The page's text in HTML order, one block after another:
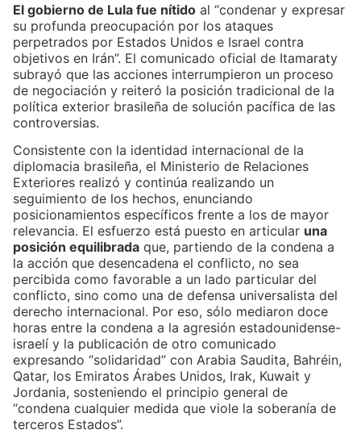
El gobierno de Lula fue nítido al “condenar y expresar
su profunda preocupación por los ataques
perpetrados por Estados Unidos e Israel contra
objetivos en Irán”. El comunicado oficial de Itamaraty
subrayó que las acciones interrumpieron un proceso
de negociación y reiteró la posición tradicional de la
política exterior brasileña de solución pacífica de las
controversias.
Consistente con la identidad internacional de la
diplomacia brasileña, el Ministerio de Relaciones
Exteriores realizó y continúa realizando un
seguimiento de los hechos, enunciando
posicionamientos específicos frente a los de mayor
relevancia. El esfuerzo está puesto en articular una
posición equilibrada que, partiendo de la condena a
la acción que desencadena el conflicto, no sea
percibida como favorable a un lado particular del
conflicto, sino como una de defensa universalista del
derecho internacional. Por eso, sólo mediaron doce
horas entre la condena a la agresión estadounidense-
israelí y la publicación de otro comunicado
expresando “solidaridad” con Arabia Saudita, Bahréin,
Qatar, los Emiratos Árabes Unidos, Irak, Kuwait y
Jordania, sosteniendo el principio general de
“condena cualquier medida que viole la soberanía de
terceros Estados”.